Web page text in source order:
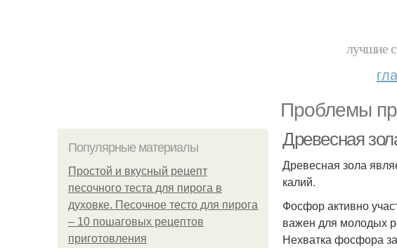
лучшие
Проблемы
Популярные материалы
Простой и вкусный рецепт
песочного теста для пирога в
духовке. Песочное тесто для пирога
– 10 пошаговых рецептов
приготовления
Древесная
Древесная зола
калий.
Фосфор активно
важен для молодых
Нехватка фосфора